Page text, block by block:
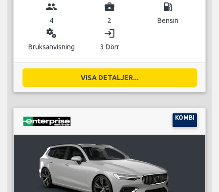
group
4
business_center
2
local_gas_station
Bensin
miscellaneous_services
Bruksanvisning
login
3 Dörr
VISA DETALJER...
KOMBI